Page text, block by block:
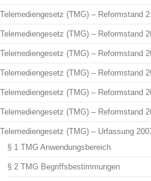
Telemediengesetz (TMG) – Reformstand
Telemediengesetz (TMG) – Reformstand
Telemediengesetz (TMG) – Reformstand
Telemediengesetz (TMG) – Reformstand
Telemediengesetz (TMG) – Reformstand
Telemediengesetz (TMG) – Reformstand
Telemediengesetz (TMG) – Urfassung
§ 1 TMG Anwendungsbereich
§ 2 TMG Begriffsbestimmungen